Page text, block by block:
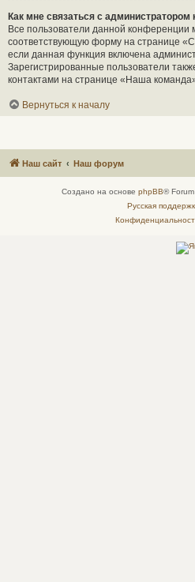
Как мне связаться с
Все пользователи данной конференции
соответствующую форму на странице
если данная функция включена
Зарегистрированные пользователи
контактами на странице «Наша
Вернуться к началу
Наш сайт Наш форум
Создано на основе phpBB®
Русская